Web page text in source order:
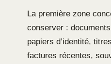
La première zone
conserver :
papiers d’identité,
factures récentes,